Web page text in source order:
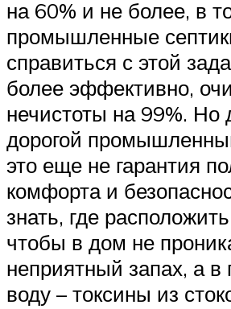
на 60% и не более, в
промышленные
справиться с этой
более эффективно,
нечистоты на 99%.
дорогой
это еще не гарантия
комфорта и
знать, где
чтобы в дом не
неприятный запах, а в
воду – токсины из